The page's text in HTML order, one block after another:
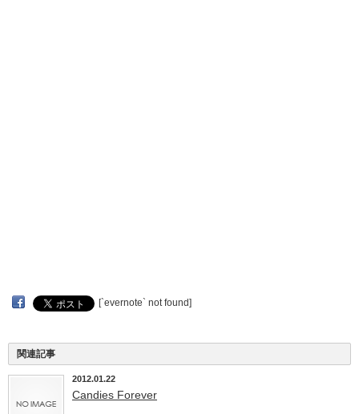
[`evernote` not found]
関連記事
2012.01.22
Candies Forever